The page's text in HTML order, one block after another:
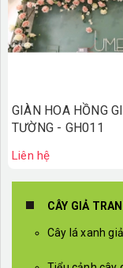
GIÀN HOA HỒNG
TƯỜNG - GH011
Liên hệ
CÂY GIẢ
Cây lá xanh